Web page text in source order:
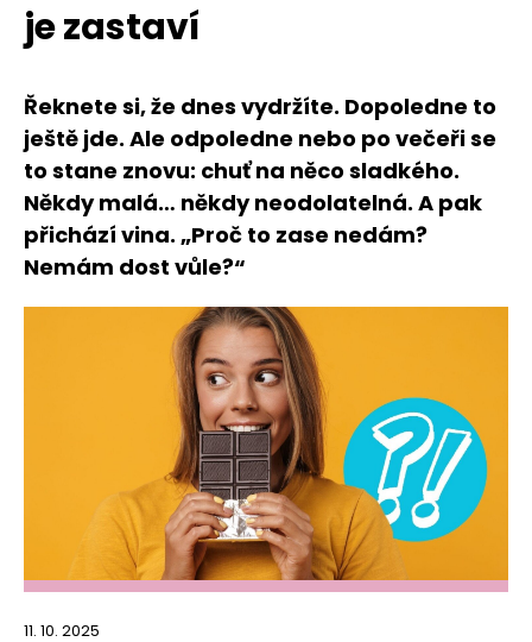
je zastaví
Řeknete si, že dnes vydržíte. Dopoledne to
ještě jde. Ale odpoledne nebo po večeři se
to stane znovu: chuť na něco sladkého.
Někdy malá… někdy neodolatelná. A pak
přichází vina. „Proč to zase nedám?
Nemám dost vůle?“
11. 10. 2025